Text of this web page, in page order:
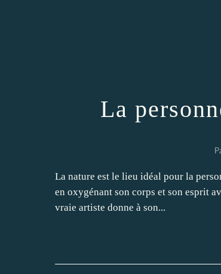
La
La nature est le lieu idéal pour la
en oxygénant son corps et son esprit
vraie artiste donne à son...